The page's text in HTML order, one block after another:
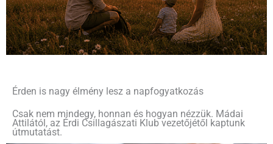
Érden is nagy élmény lesz a napfogyatkozás
Csak nem mindegy, honnan és hogyan nézzük. Mádai
Attilától, az Érdi Csillagászati Klub vezetőjétől kaptunk
útmutatást.